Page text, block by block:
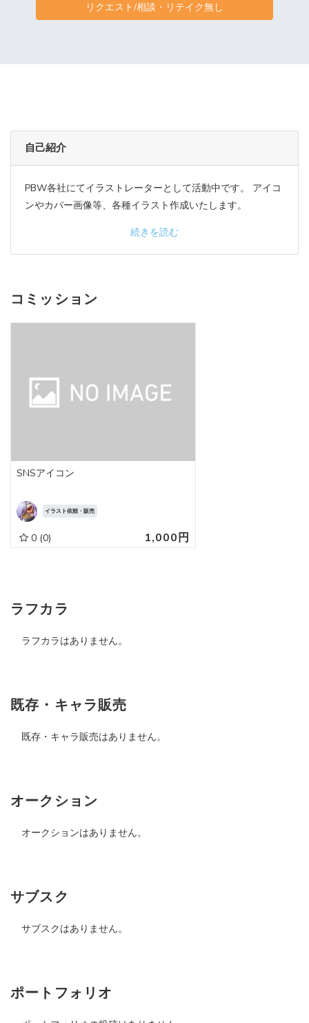
リクエスト/相談・リテイク無し
自己紹介
PBW各社にてイラストレーターとして活動中です。 アイコ
ンやカバー画像等、各種イラスト作成いたします。
続きを読む
コミッション
SNSアイコン
イラスト依頼・販売
0 (0) 1,000円
ラフカラ
ラフカラはありません。
既存・キャラ販売
既存・キャラ販売はありません。
オークション
オークションはありません。
サブスク
サブスクはありません。
ポートフォリオ